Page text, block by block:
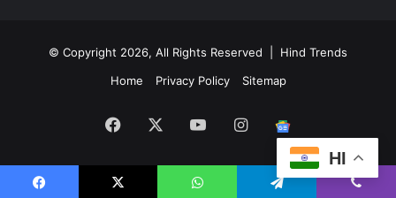
© Copyright 2026, All Rights Reserved | Hind Trends
Home
Privacy Policy Sitemap
Facebook YouTubeInstagram
News
HI